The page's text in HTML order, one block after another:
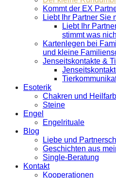
Kommt der EX
Liebt Ihr Partner Sie
Liebt Ihr
stimmt was
Kartenlegen bei
und kleine
Jenseitskontakte &
Esoterik
Chakren und
Steine
Engel
Engelrituale
Blog
Liebe und
Geschichten aus
Single-Beratung
Kontakt
Kooperationen